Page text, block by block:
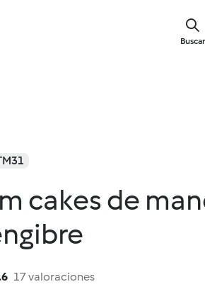
Buscar
cakes de
17 valoraciones